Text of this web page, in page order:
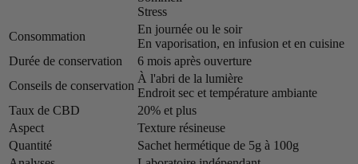
Stress
Consommation
En journée ou le soir
En vaporisation, en infusion et en cuisine
Durée de conservation
6 mois après ouverture
Conseils de conservation
À l'abri de la lumière
Endroit sec et température ambiante
Taux de CBD
20% et plus
Aspect
Texture résineuse
Quantité
Sachet hermétique de 5g à 100g